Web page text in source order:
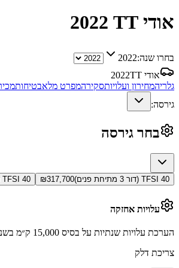
אודי TT 2022
בחרו שנה:2022
אודי TT
2022
גלריהמחירון ועלויותסקירהמפרט מלאבטיחות
גירסה:
בחר גירסה
40 TFSI (דור 3 מתיחת פנים) ₪317,700 40 TFSI דיזיין (דור 3 מתיחת פנים)
עלויות אחזקה
הערכת עלויות שנתיות על בסיס 15,000 ק״מ בשנה
צריכת דלק